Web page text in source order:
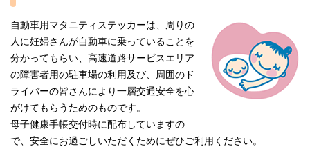
自動車用マタニティステッカーは、周りの
人に妊婦さんが自動車に乗っていることを
分かってもらい、高速道路サービスエリア
の障害者用の駐車場の利用及び、周囲のド
ライバーの皆さんにより一層交通安全を心
がけてもらうためのものです。
母子健康手帳交付時に配布していますの
で、安全にお過ごしいただくためにぜひご利用ください。